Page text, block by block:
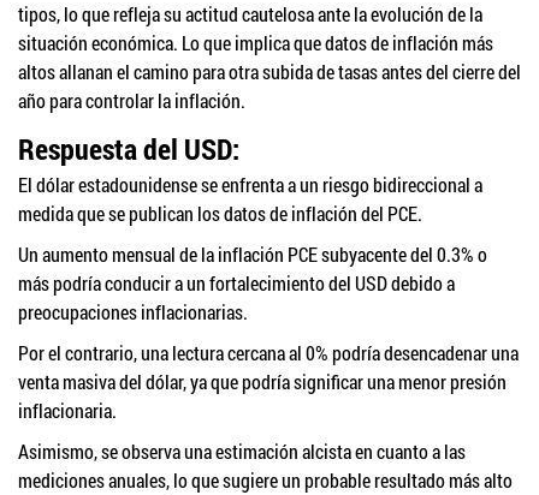
tipos, lo que refleja su actitud cautelosa ante la evolución de la
situación económica. Lo que implica que datos de inflación más
altos allanan el camino para otra subida de tasas antes del cierre del
año para controlar la inflación.
Respuesta del USD:
El dólar estadounidense se enfrenta a un riesgo bidireccional a
medida que se publican los datos de inflación del PCE.
Un aumento mensual de la inflación PCE subyacente del 0.3% o
más podría conducir a un fortalecimiento del USD debido a
preocupaciones inflacionarias.
Por el contrario, una lectura cercana al 0% podría desencadenar una
venta masiva del dólar, ya que podría significar una menor presión
inflacionaria.
Asimismo, se observa una estimación alcista en cuanto a las
mediciones anuales, lo que sugiere un probable resultado más alto